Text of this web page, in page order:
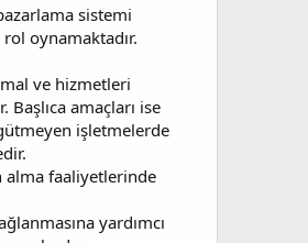
sistemi
oynamaktadır.
ve hizmetleri
amaçları ise
işletmelerde
alma faaliyetlerinde
yardımcı